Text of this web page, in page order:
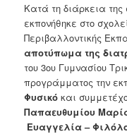
Κατά τη διάρκεια της
εκπονήθηκε στο
Περιβαλλοντικής
αποτύπωμα της
του 3ου Γυμνασίου
προγράμματος την
Φυσικό και
Παπαευθυμίου
Ευαγγελία –